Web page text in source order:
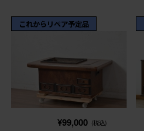
これからリペア予定品
¥99,000 (税込)